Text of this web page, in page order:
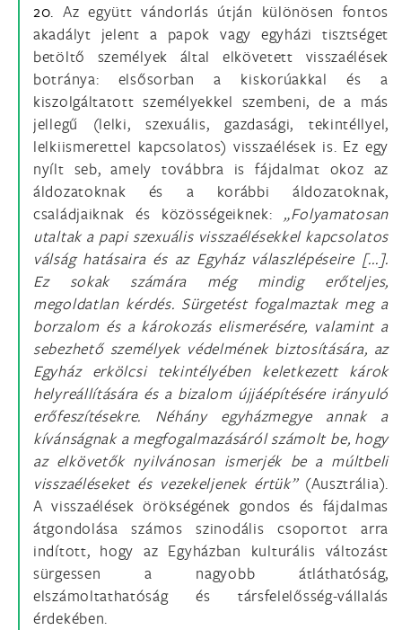
20. Az együtt vándorlás útján különösen fontos
akadályt jelent a papok vagy egyházi tisztséget
betöltő személyek által elkövetett visszaélések
botránya: elsősorban a kiskorúakkal és a
kiszolgáltatott személyekkel szembeni, de a más
jellegű (lelki, szexuális, gazdasági, tekintéllyel,
lelkiismerettel kapcsolatos) visszaélések is. Ez egy
nyílt seb, amely továbbra is fájdalmat okoz az
áldozatoknak és a korábbi áldozatoknak,
családjaiknak és közösségeiknek: „Folyamatosan
utaltak a papi szexuális visszaélésekkel kapcsolatos
válság hatásaira és az Egyház válaszlépéseire [...].
Ez sokak számára még mindig erőteljes,
megoldatlan kérdés. Sürgetést fogalmaztak meg a
borzalom és a károkozás elismerésére, valamint a
sebezhető személyek védelmének biztosítására, az
Egyház erkölcsi tekintélyében keletkezett károk
helyreállítására és a bizalom újjáépítésére irányuló
erőfeszítésekre. Néhány egyházmegye annak a
kívánságnak a megfogalmazásáról számolt be, hogy
az elkövetők nyilvánosan ismerjék be a múltbeli
visszaéléseket és vezekeljenek értük” (Ausztrália).
A visszaélések örökségének gondos és fájdalmas
átgondolása számos szinodális csoportot arra
indított, hogy az Egyházban kulturális változást
sürgessen a nagyobb átláthatóság,
elszámoltathatóság és társfelelősség-vállalás
érdekében.